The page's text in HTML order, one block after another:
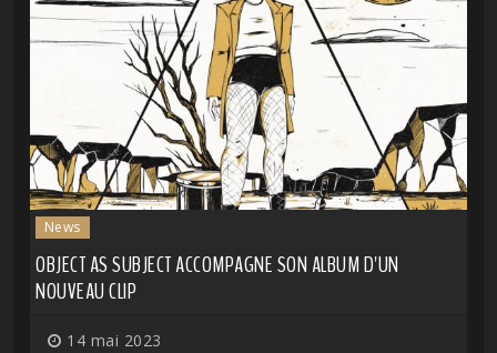
News
OBJECT AS SUBJECT ACCOMPAGNE SON ALBUM D'UN
NOUVEAU CLIP
14 mai 2023